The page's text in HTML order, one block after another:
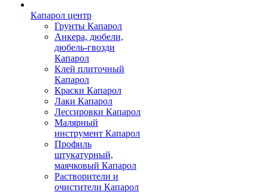
Капарол центр
Грунты Капарол
Анкера, дюбели,
дюбель-гвозди
Капарол
Клей плиточный
Капарол
Краски Капарол
Лаки Капарол
Лессировки Капарол
Малярный
инструмент Капарол
Профиль
штукатурный,
маячковый Капарол
Растворители и
очистители Капарол